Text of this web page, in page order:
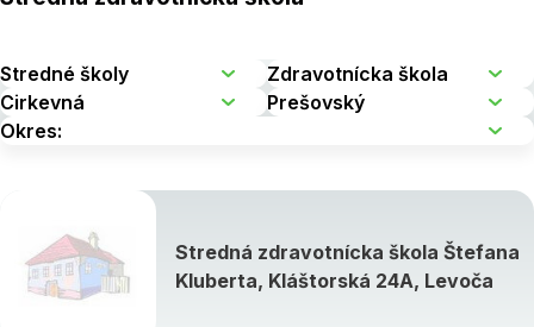
Stredná zdravotnícka škola Štefana
Kluberta, Kláštorská 24A, Levoča